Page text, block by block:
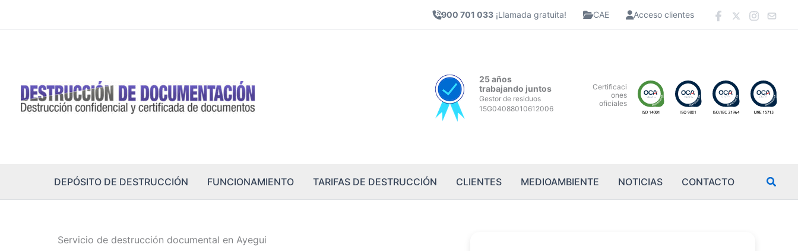
900 701 033 ¡Llamada gratuita! CAE Acceso clientes
25 años
trabajando juntos
Gestor de residuos
15G04088010612006
Certificaci
ones
oficiales
DEPÓSITO DE DESTRUCCIÓN FUNCIONAMIENTO TARIFAS DE DESTRUCCIÓN CLIENTES MEDIOAMBIENTE NOTICIAS CONTACTO
Servicio de destrucción documental en Ayegui